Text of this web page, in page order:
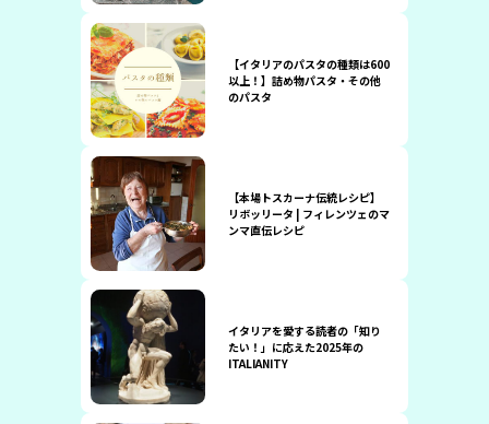
【イタリアのパスタの種類は600
以上！】詰め物パスタ・その他
のパスタ
【本場トスカーナ伝統レシピ】
リボッリータ | フィレンツェのマ
ンマ直伝レシピ
イタリアを愛する読者の「知り
たい！」に応えた2025年の
ITALIANITY